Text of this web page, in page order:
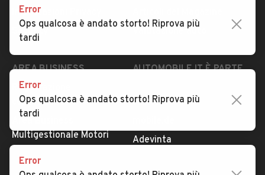
Impostazioni Privacy
Security
Valutazione auto
AREA BUSINESS
Registrazione
concessionario
Multigestionale Motori
AUTOMOBILE.IT È PARTE
subito.it
Adevinta
Error
Ops qualcosa è andato storto! Riprova più
tardi
Error
Ops qualcosa è andato storto! Riprova più
tardi
Error